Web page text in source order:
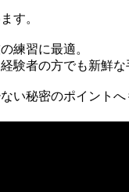
す。
練習に最適。
験者の方でも新鮮な
い秘密のポイントへ